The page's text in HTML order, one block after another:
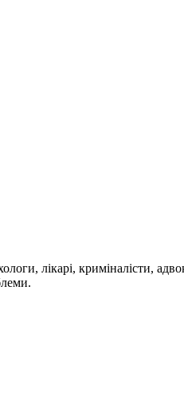
лікарі, криміналісти,